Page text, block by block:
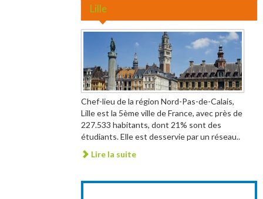
Lille
Chef-lieu de la région Nord-Pas-de-Calais,
Lille est la 5ème ville de France, avec près de
227.533 habitants, dont 21% sont des
étudiants. Elle est desservie par un réseau..
Lire la suite